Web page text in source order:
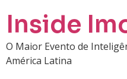
Inside
O Maior Evento de
América Latina